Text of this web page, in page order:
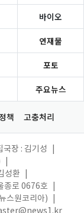
바이오
연재물
포토
주요뉴스
책 고충처리
국장 : 김기성
성환
종로 0676호
스원코리아)